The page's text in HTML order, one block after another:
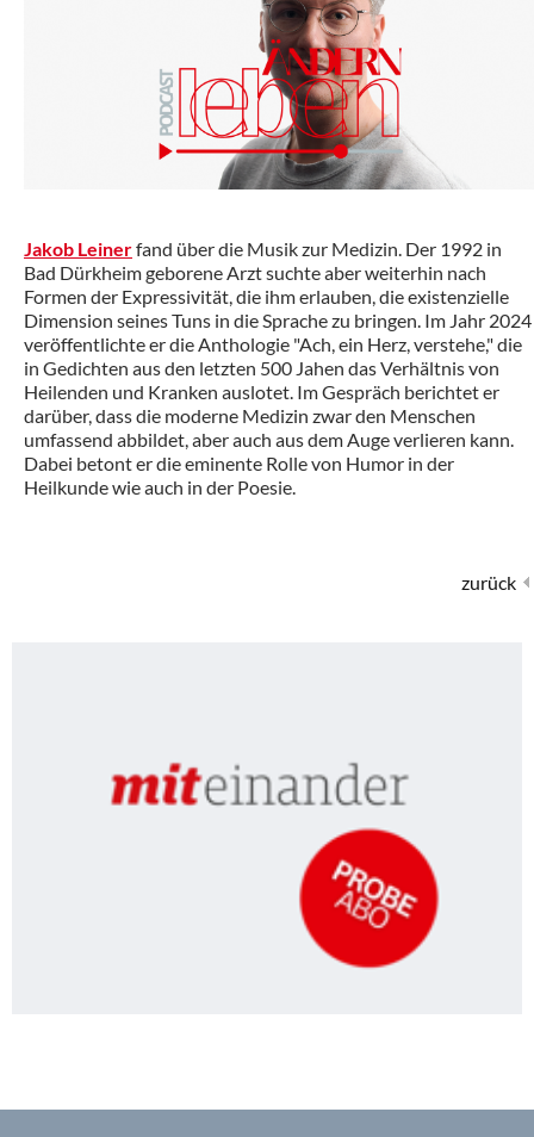
Jakob Leinerfand über die Musik zur Medizin. Der 1992 in
Bad Dürkheim geborene Arzt suchte aber weiterhin nach
Formen der Expressivität, die ihm erlauben, die existenzielle
Dimension seines Tuns in die Sprache zu bringen. Im Jahr 2024
veröffentlichte er die Anthologie "Ach, ein Herz, verstehe," die
in Gedichten aus den letzten 500 Jahen das Verhältnis von
Heilenden und Kranken auslotet. Im Gespräch berichtet er
darüber, dass die moderne Medizin zwar den Menschen
umfassend abbildet, aber auch aus dem Auge verlieren kann.
Dabei betont er die eminente Rolle von Humor in der
Heilkunde wie auch in der Poesie.
zurück